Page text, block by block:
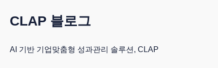
CLAP 블로그
AI 기반 기업맞춤형 성과관리 솔루션, CLAP